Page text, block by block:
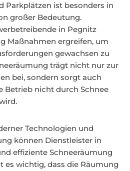
Parkplätzen ist besonders in
großer Bedeutung.
in Pegnitz
Maßnahmen ergreifen, um
gewachsen zu
trägt nicht nur zur
bei, sondern sorgt auch
Betrieb nicht durch Schnee
Technologien und
können Dienstleister in
effiziente Schneeräumung
es wichtig, dass die Räumung